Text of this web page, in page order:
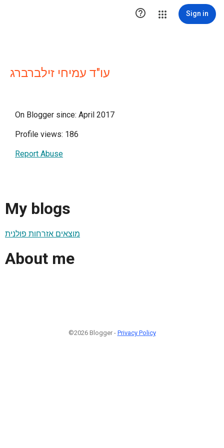
 Sign in
עו"ד עמיחי זילברברג
On Blogger since: April 2017
Profile views: 186
Report Abuse
My blogs
מוצאים אזרחות פולנית
About me
©2026 Blogger - Privacy Policy